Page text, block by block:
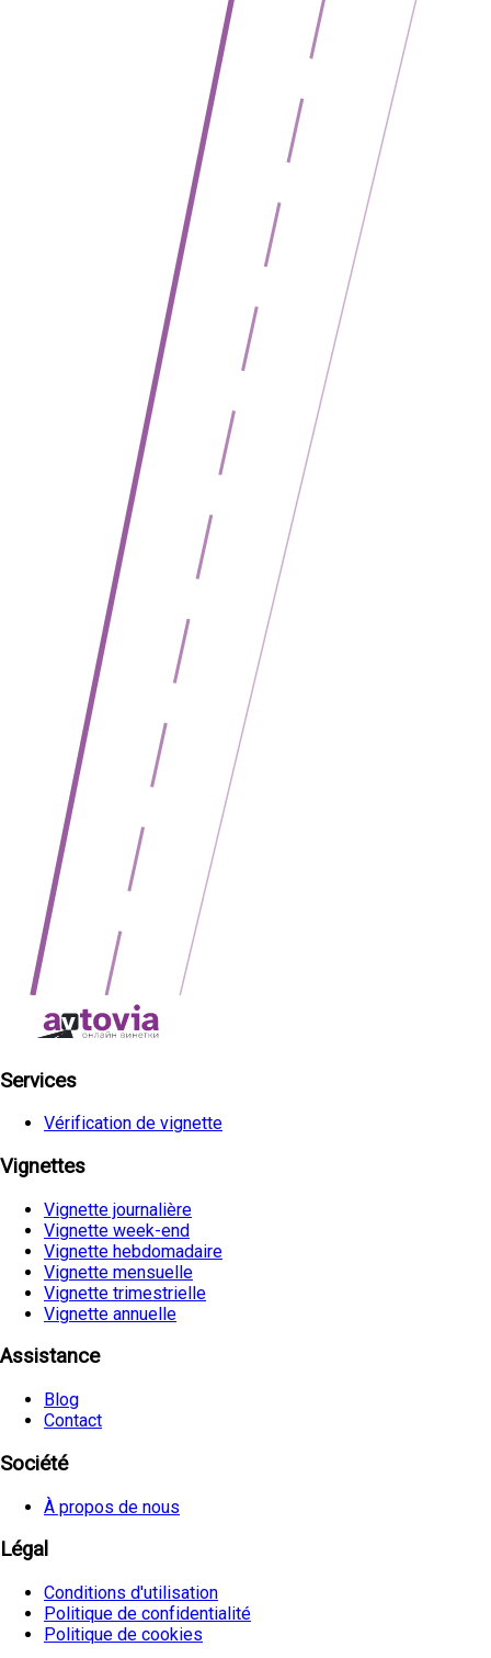
Services
Vérification de vignette
Vignettes
Vignette journalière
Vignette week-end
Vignette hebdomadaire
Vignette mensuelle
Vignette trimestrielle
Vignette annuelle
Assistance
Blog
Contact
Société
À propos de nous
Légal
Conditions d'utilisation
Politique de confidentialité
Politique de cookies